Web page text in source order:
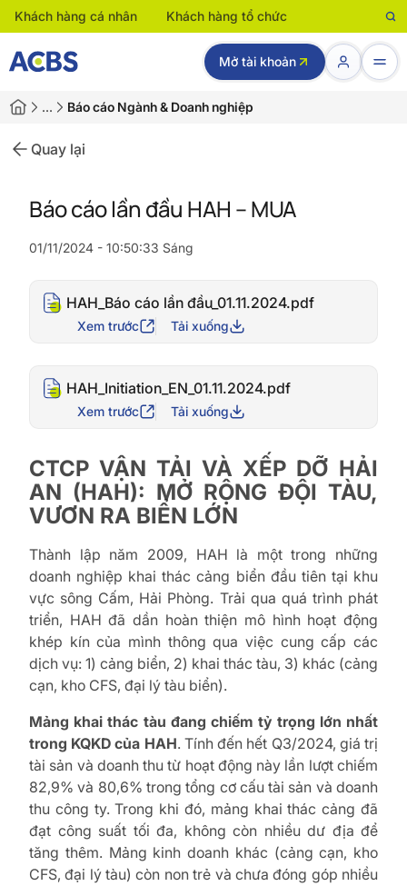
Khách hàng cá nhân Khách hàng tổ chức
Mở tài khoản
… Báo cáo Ngành & Doanh nghiệp
Quay lại
Báo cáo lần đầu HAH – MUA
01/11/2024 - 10:50:33 Sáng
HAH_Báo cáo lần đầu_01.11.2024.pdf
Xem trước Tải xuống
HAH_Initiation_EN_01.11.2024.pdf
Xem trước Tải xuống
CTCP VẬN TẢI VÀ XẾP DỠ HẢI
AN (HAH): MỞ RỘNG ĐỘI TÀU,
VƯƠN RA BIỂN LỚN
Thành lập năm 2009, HAH là một trong những
doanh nghiệp khai thác cảng biển đầu tiên tại khu
vực sông Cấm, Hải Phòng. Trải qua quá trình phát
triển, HAH đã dần hoàn thiện mô hình hoạt động
khép kín của mình thông qua việc cung cấp các
dịch vụ: 1) cảng biển, 2) khai thác tàu, 3) khác (cảng
cạn, kho CFS, đại lý tàu biển).
Mảng khai thác tàu đang chiếm tỷ trọng lớn nhất
trong KQKD của HAH. Tính đến hết Q3/2024, giá trị
tài sản và doanh thu từ hoạt động này lần lượt chiếm
82,9% và 80,6% trong tổng cơ cấu tài sản và doanh
thu công ty. Trong khi đó, mảng khai thác cảng đã
đạt công suất tối đa, không còn nhiều dư địa để
tăng thêm. Mảng kinh doanh khác (cảng cạn, kho
CFS, đại lý tàu) còn non trẻ và chưa đóng góp nhiều